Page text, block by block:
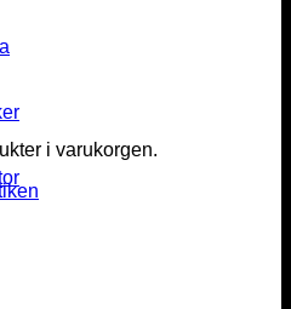
i varukorgen.